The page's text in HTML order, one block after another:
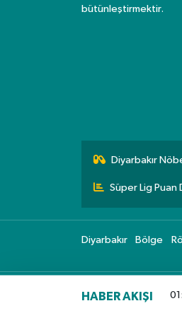
bütünleştirmektir.
Diyarbakır
Süper Lig Puan
Diyarbakır Bölge
HABER AKIŞI